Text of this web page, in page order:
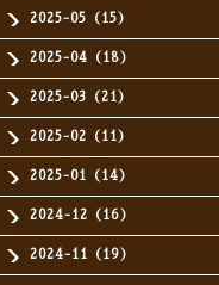
2025-05（15）
2025-04（18）
2025-03（21）
2025-02（11）
2025-01（14）
2024-12（16）
2024-11（19）